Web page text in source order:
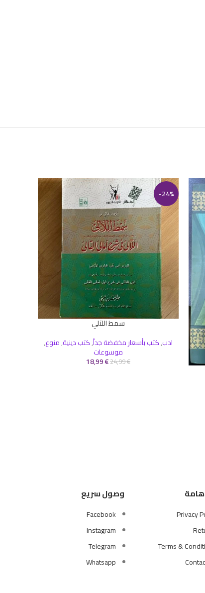
-24%
سمط اللآلي
ادب,كتب بأسعار مخفضة جداً,كتب دينية,منوع,
موسوعات
24,99€
18,99€
هامة
Privacy
Terms &
وصول سريع
Facebook
Instagram
Telegram
Whatsapp